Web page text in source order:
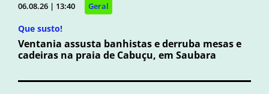
06.08.26 | 13:40 Geral
Que susto!
Ventania assusta banhistas e derruba mesas e
cadeiras na praia de Cabuçu, em Saubara